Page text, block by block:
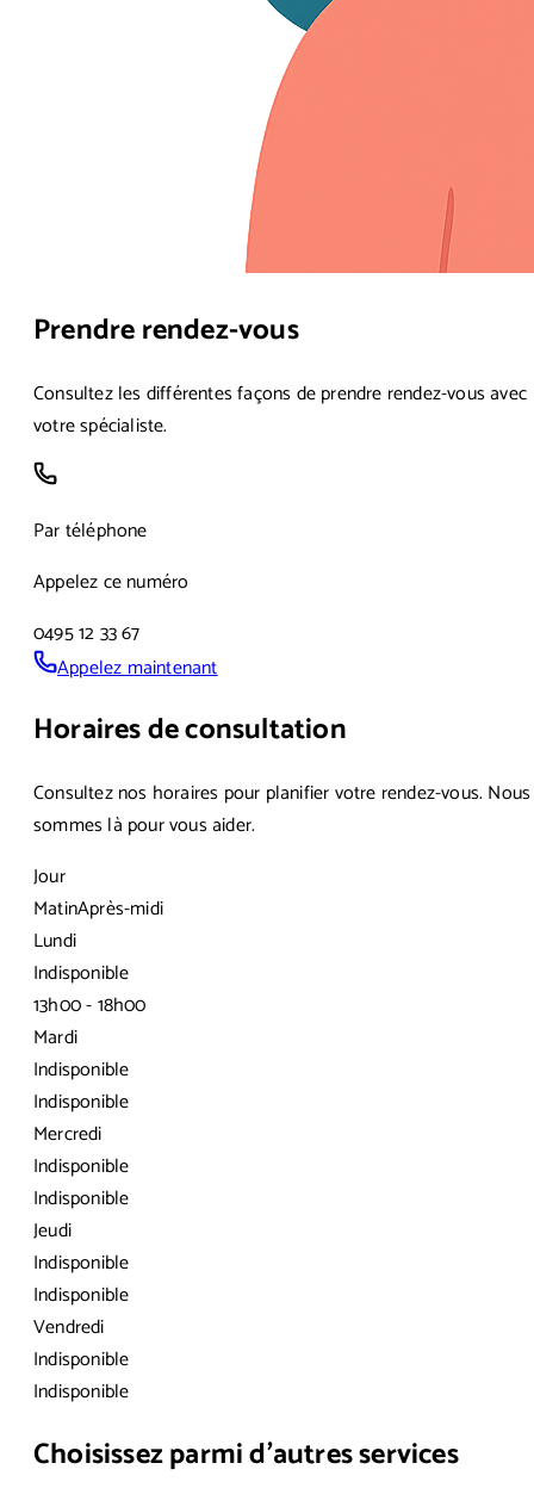
Prendre rendez-vous
Consultez les différentes façons de prendre rendez-vous avec
votre spécialiste.
Par téléphone
Appelez ce numéro
0495 12 33 67
Appelez maintenant
Horaires de consultation
Consultez nos horaires pour planifier votre rendez-vous. Nous
sommes là pour vous aider.
Jour
MatinAprès-midi
Lundi
Indisponible
13h00 - 18h00
Mardi
Indisponible
Indisponible
Mercredi
Indisponible
Indisponible
Jeudi
Indisponible
Indisponible
Vendredi
Indisponible
Indisponible
Choisissez parmi d’autres services